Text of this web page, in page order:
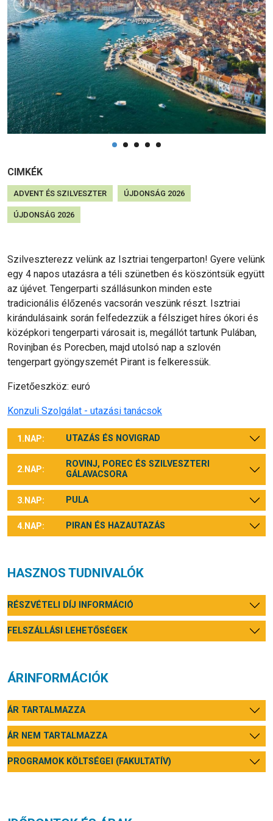
CIMKÉK
ADVENT ÉS SZILVESZTER ÚJDONSÁG 2026
ÚJDONSÁG 2026
Szilveszterezz velünk az Isztriai tengerparton! Gyere velünk
egy 4 napos utazásra a téli szünetben és köszöntsük együtt
az újévet. Tengerparti szállásunkon minden este
tradicionális élőzenés vacsorán veszünk részt. Isztriai
kirándulásaink során felfedezzük a félsziget híres ókori és
középkori tengerparti városait is, megállót tartunk Pulában,
Rovinjban és Porecben, majd utolsó nap a szlovén
tengerpart gyöngyszemét Pirant is felkeressük.
Fizetőeszköz: euró
Konzuli Szolgálat - utazási tanácsok
1.NAP: UTAZÁS ÉS NOVIGRAD
2.NAP:
ROVINJ, POREC ÉS SZILVESZTERI
GÁLAVACSORA
3.NAP: PULA
4.NAP: PIRAN ÉS HAZAUTAZÁS
HASZNOS TUDNIVALÓK
RÉSZVÉTELI DÍJ INFORMÁCIÓ
FELSZÁLLÁSI LEHETŐSÉGEK
ÁRINFORMÁCIÓK
ÁR TARTALMAZZA
ÁR NEM TARTALMAZZA
PROGRAMOK KÖLTSÉGEI (FAKULTATÍV)